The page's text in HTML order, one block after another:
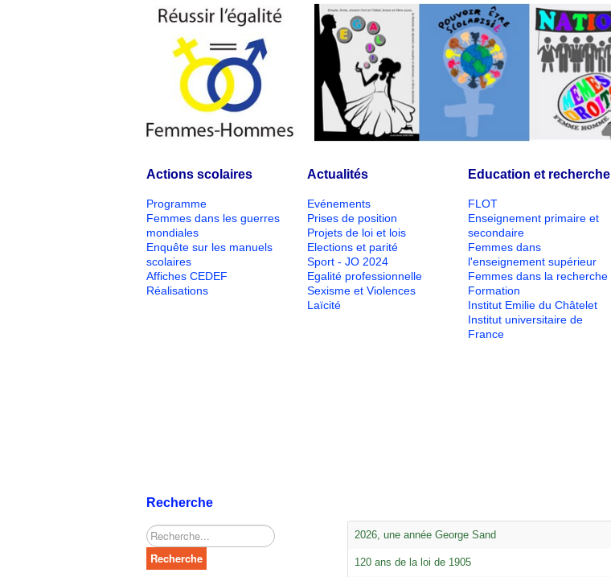
Actions scolaires
Programme
Femmes dans les guerres
mondiales
Enquête sur les manuels
scolaires
Affiches CEDEF
Réalisations
Actualités
Evénements
Prises de position
Projets de loi et lois
Elections et parité
Sport - JO 2024
Egalité professionnelle
Sexisme et Violences
Laïcité
Education et recherche
FLOT
Enseignement primaire et
secondaire
Femmes dans
l'enseignement supérieur
Femmes dans la recherche
Formation
Institut Emilie du Châtelet
Institut universitaire de
France
Recherche
Rechercher
Recherche
2026, une année George Sand
120 ans de la loi de 1905